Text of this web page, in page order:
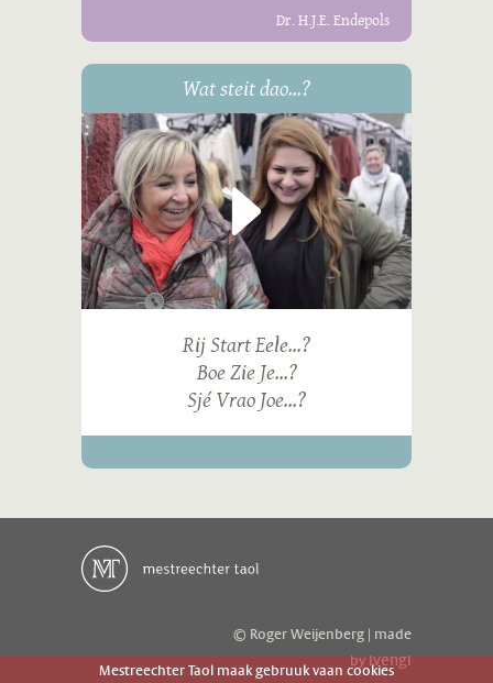
Dr. H.J.E. Endepols
Wat steit dao...?
Rij Start Eele...?
Boe Zie Je...?
Sjé Vrao Joe...?
© Roger Weijenberg | made
byivengi
Mestreechter Taol maak gebruuk vaan cookies